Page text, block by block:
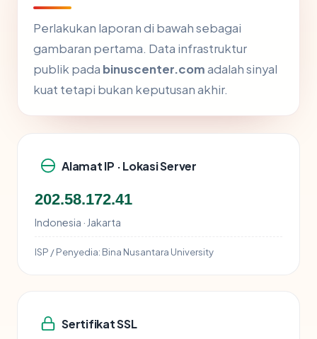
Perlakukan laporan di bawah sebagai
gambaran pertama. Data infrastruktur
publik pada binuscenter.comadalah sinyal
kuat tetapi bukan keputusan akhir.
Alamat IP · Lokasi Server
202.58.172.41
Indonesia · Jakarta
ISP / Penyedia: Bina Nusantara University
Sertifikat SSL